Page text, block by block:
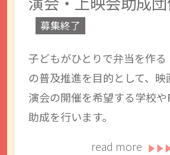
募集終了
子どもがひとりで弁当を作る
の普及推進を目的として、
演会の開催を希望する学校や
助成を行います。
read more